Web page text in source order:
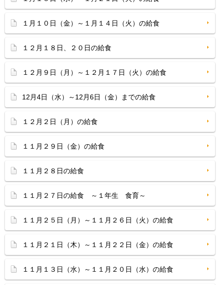
１月１０日（金）～１月１４日（火）の給食
１２月１８日、２０日の給食
１２月９日（月）～１２月１７日（火）の給食
12月4日（水）～12月6日（金）までの給食
１２月２日（月）の給食
１１月２９日（金）の給食
１１月２８日の給食
１１月２７日の給食 ～１年生 食育～
１１月２５日（月）～１１月２６日（火）の給食
１１月２１日（木）～１１月２２日（金）の給食
１１月１３日（水）～１１月２０日（水）の給食